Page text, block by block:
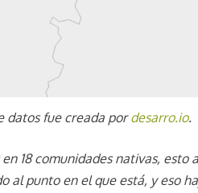
datos fue creada pordesarro.io.
en 18 comunidades nativas,
al punto en el que está, y eso